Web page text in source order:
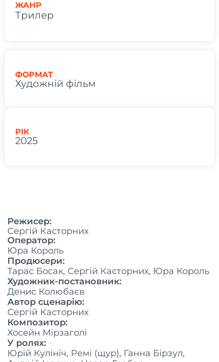
ЖАНР
Трилер
ФОРМАТ
Художній фільм
РІК
2025
Режисер:
Сергій Касторних
Оператор:
Юра Король
Продюсери:
Тарас Босак, Сергій Касторних, Юра Король
Художник-постановник:
Денис Колюбаєв
Автор сценарію:
Сергій Касторних
Композитор:
Хосейн Мірзаголі
У ролях:
Юрій Кулініч, Ремі (щур), Ганна Бірзул,